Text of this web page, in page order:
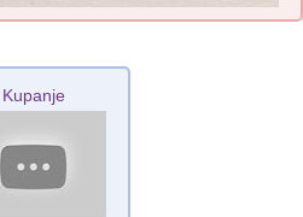
Kupanje